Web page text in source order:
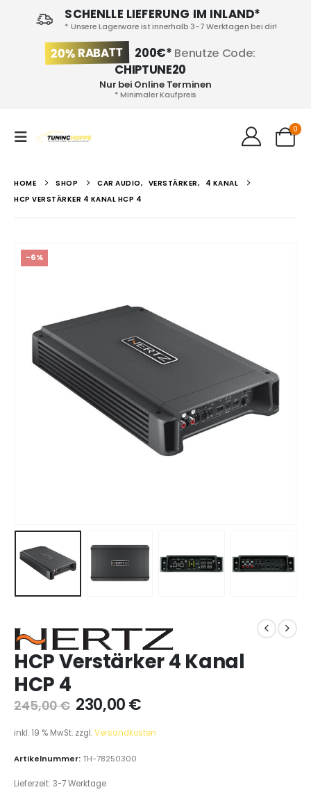
SCHENLLE LIEFERUNG IM INLAND*
* Unsere Lagerware ist innerhalb 3-7 Werktagen bei dir!
20% RABATT 200€* Benutze Code:
CHIPTUNE20
Nur bei Online Terminen
* Minimaler Kaufpreis
0
HOME SHOP CAR AUDIO, VERSTÄRKER,
4 KANAL
HCP VERSTÄRKER 4 KANAL HCP 4
-6%
HCP Verstärker 4 Kanal
HCP 4
245,00€ 230,00€
inkl. 19 % MwSt. zzgl.Versandkosten
Artikelnummer:TH-78250300
Lieferzeit: 3-7 Werktage